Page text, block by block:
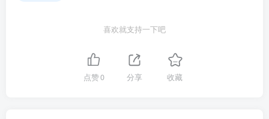
喜欢就支持一下吧
点赞0 分享 收藏